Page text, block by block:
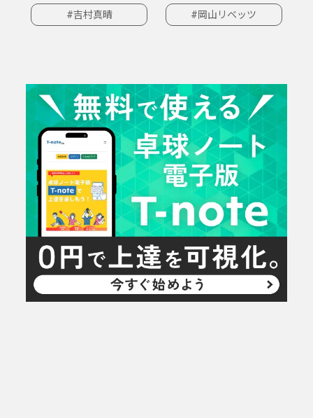
#吉村真晴 #岡山リベッツ